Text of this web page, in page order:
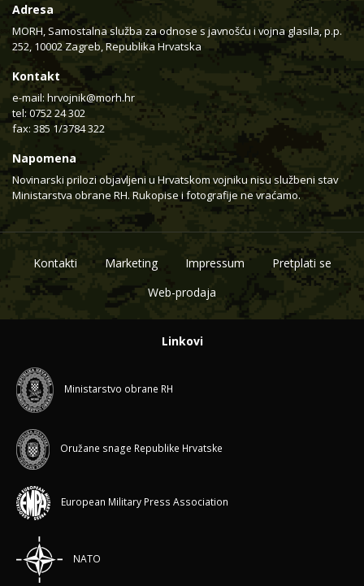
Adresa
MORH, Samostalna služba za odnose s javnošću i vojna glasila, p.p.
252, 10002 Zagreb, Republika Hrvatska
Kontakt
e-mail: hrvojnik@morh.hr
tel: 0752 24 302
fax: 385 1/3784 322
Napomena
Novinarski prilozi objavljeni u Hrvatskom vojniku nisu službeni stav
Ministarstva obrane RH. Rukopise i fotografije ne vraćamo.
Kontakti Marketing Impressum
Pretplati se
Web-prodaja
Linkovi
Ministarstvo obrane RH
Oružane snage Republike Hrvatske
European Military Press Association
NATO